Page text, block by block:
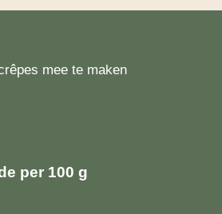
mee te maken
per 100 g